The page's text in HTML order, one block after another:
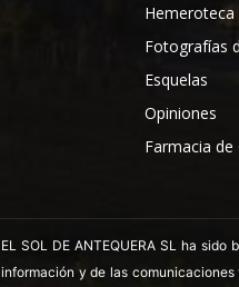
Hemeroteca
Fotografías
Esquelas
Opiniones
Farmacia de
EL SOL DE ANTEQUERA SL ha
información y de las